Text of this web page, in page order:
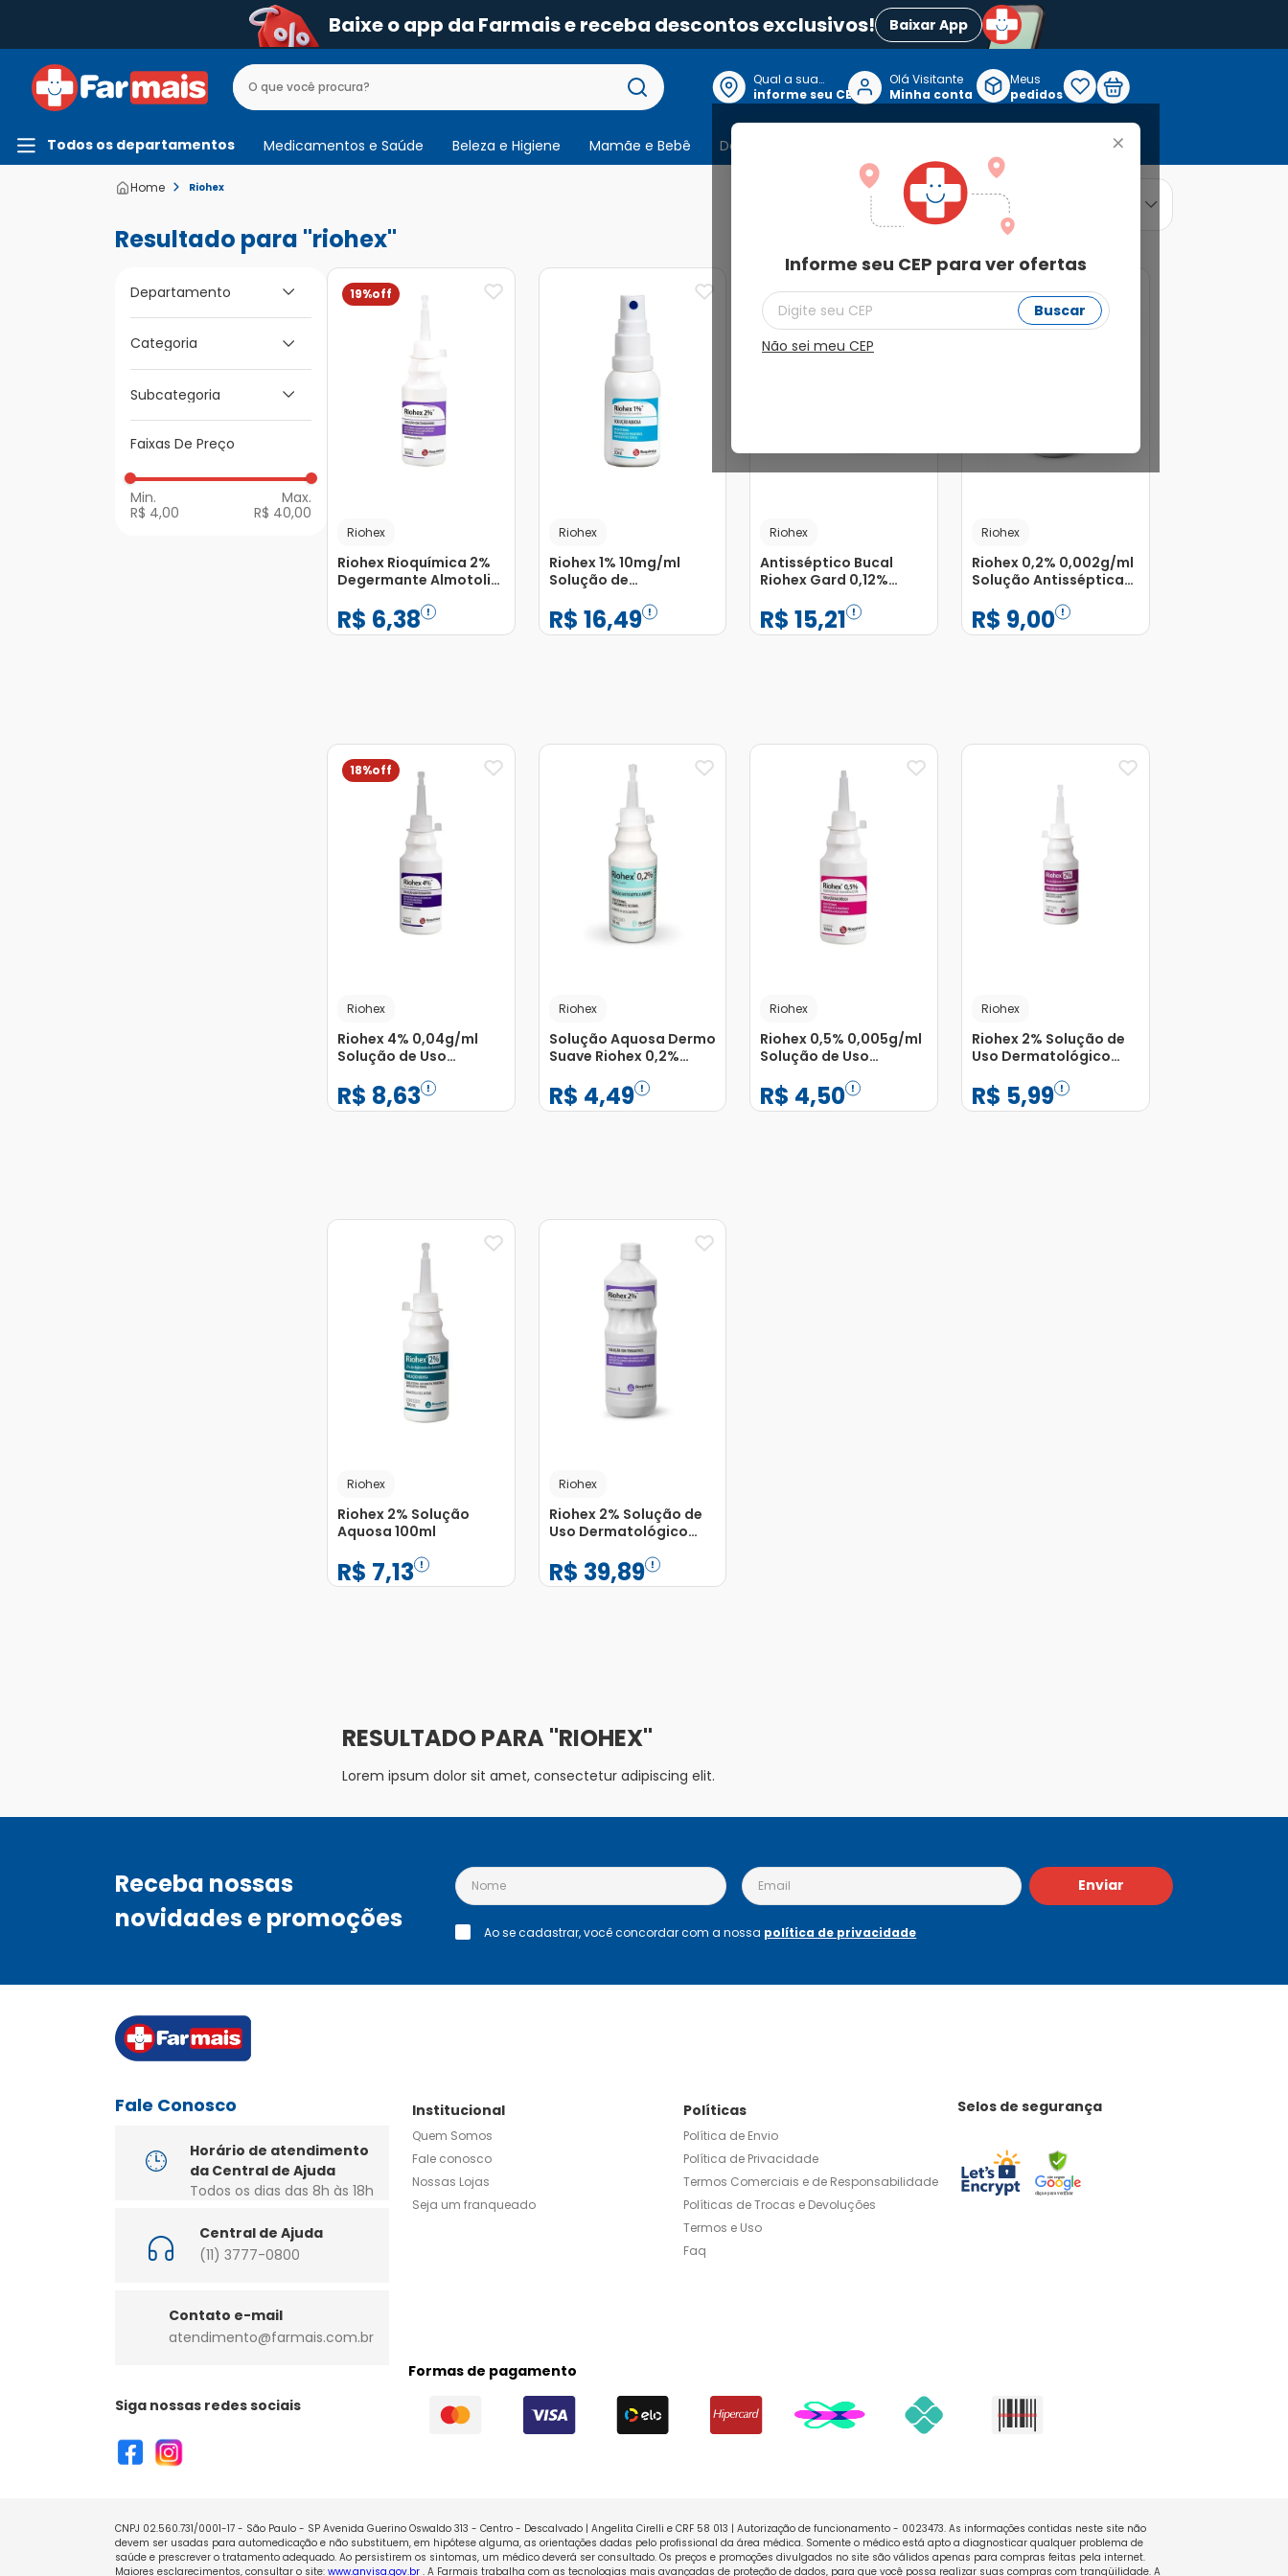
Baixe o app da Farmais e receba descontos exclusivos! Baixar App
Qual a sua
localização?
informe seu CEP
+
Informe seu CEP para ver ofertas
Buscar
Não sei meu CEP
Olá Visitante
Minha conta
Meus
pedidos
Todos os departamentos Medicamentos e Saúde Beleza e Higiene Mamãe e Bebê Dermocosmeticos
Riohex
riohex
Departamento
Beleza e Higiene
Medicamentos e
Saúde
Categoria
Higiene Bucal da
Família
Subcategoria
Antissépticos, Soros
e Loções Oleosas
Enxaguatórios
Faixas De Preço
R$ 4,00 R$ 40,00
ordenar por
19%
Riohex
Riohex Rioquímica 2%
Degermante Almotolia
R$ 6,38
Riohex
Riohex 1% 10mg/ml
Solução de
30ml
R$ 16,49
38%
Riohex
Antisséptico Bucal
Riohex Gard 0,12%
R$ 15,21
Riohex
Riohex 0,2% 0,002g/ml
Solução Antisséptica
Dermatológico 1L
R$ 9,00
18%
Riohex
Riohex 4% 0,04g/ml
Solução de Uso
100ml
R$ 8,63
Riohex
Solução Aquosa Dermo
Suave Riohex 0,2%
R$ 4,49
Riohex
Riohex 0,5% 0,005g/ml
Solução de Uso
100ml
R$ 4,50
Riohex
Riohex 2% Solução de
Uso Dermatológico
R$ 5,99
Riohex
Riohex 2% Solução
Aquosa 100ml
R$ 7,13
Riohex
Riohex 2% Solução de
Uso Dermatológico
R$ 39,89
RIOHEX
Lorem ipsum dolor sit amet, consectetur adipiscing elit.
Receba nossas
novidades e promoções
Enviar
Ao se cadastrar, você concordar com a nossa política de privacidade
Fale Conosco
Horário de atendimento
da Central de Ajuda
Todos os dias das 8h às 18h
Central de Ajuda
(11) 3777-0800
Contato e-mail
atendimento@farmais.com.br
Siga nossas redes sociais
Institucional
Quem Somos
Fale conosco
Nossas Lojas
Seja um franqueado
Políticas
Política de Envio
Política de Privacidade
Termos Comerciais e de Responsabilidade
Políticas de Trocas e Devoluções
Termos e Uso
Faq
Selos de segurança
Formas de pagamento
CNPJ 02.560.731/0001-17 - São Paulo - SP Avenida Guerino Oswaldo 313 - Centro - Descalvado | Angelita Cirelli e CRF 58 013 | Autorização de funcionamento - 0023473. As informações contidas neste site não
devem ser usadas para automedicação e não substituem, em hipótese alguma, as orientações dadas pelo profissional da área médica. Somente o médico está apto a diagnosticar qualquer problema de
saúde e prescrever o tratamento adequado. Ao persistirem os sintomas, um médico deverá ser consultado. Os preços e promoções divulgados no site são válidos apenas para compras feitas pela internet.
Maiores esclarecimentos, consultar o site: www.anvisa.gov.br . A Farmais trabalha com as tecnologias mais avançadas de proteção de dados, para que você possa realizar suas compras com tranqüilidade. A